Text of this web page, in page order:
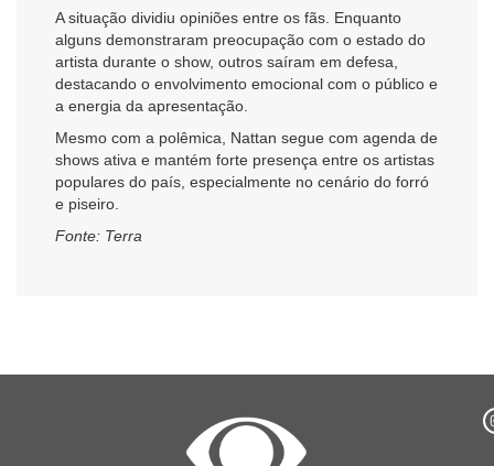
A situação dividiu opiniões entre os fãs. Enquanto
alguns demonstraram preocupação com o estado do
artista durante o show, outros saíram em defesa,
destacando o envolvimento emocional com o público e
a energia da apresentação.
Mesmo com a polêmica, Nattan segue com agenda de
shows ativa e mantém forte presença entre os artistas
populares do país, especialmente no cenário do forró
e piseiro.
Fonte: Terra